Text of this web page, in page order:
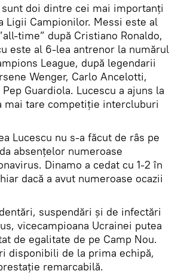
doi dintre cei mai importanți
Ligii Campionilor. Messi este al
time” după Cristiano Ronaldo,
este al 6-lea antrenor la numărul
League, după legendarii
Wenger, Carlo Ancelotti,
Guardiola. Lucescu a ajuns la
mai tare competiție intercluburi
Lucescu nu s-a făcut de râs pe
absențelor numeroase
Dinamo a cedat cu 1-2 în
dacă a avut numeroase ocazii
suspendări şi de infectări
vicecampioana Ucrainei putea
de egalitate de pe Camp Nou.
disponibili de la prima echipă,
remarcabilă.